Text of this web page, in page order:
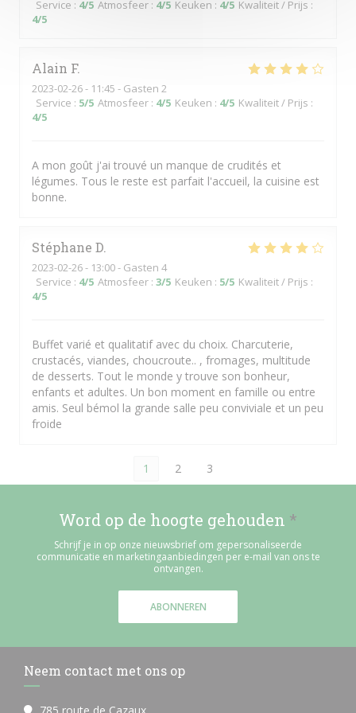
Service : 4/5 Atmosfeer : 4/5 Keuken : 4/5 Kwaliteit / Prijs :
4/5
Alain F
2023-02-26- 11:45 - Gasten 2
Service : 5/5 Atmosfeer : 4/5 Keuken : 4/5 Kwaliteit / Prijs :
4/5
A mon goût j'ai trouvé un manque de crudités et
légumes. Tous le reste est parfait l'accueil, la cuisine est
bonne.
Stéphane D
2023-02-26- 13:00 - Gasten 4
Service : 4/5 Atmosfeer : 3/5 Keuken : 5/5 Kwaliteit / Prijs :
4/5
Buffet varié et qualitatif avec du choix. Charcuterie,
crustacés, viandes, choucroute.. , fromages, multitude
de desserts. Tout le monde y trouve son bonheur,
enfants et adultes. Un bon moment en famille ou entre
amis. Seul bémol la grande salle peu conviviale et un peu
froide
1 2 3
Word op de hoogte gehouden *
Schrijf je in op onze nieuwsbrief om gepersonaliseerde
communicatie en marketingaanbiedingen per e-mail van ons te
ontvangen.
ABONNEREN
Neem contact met ons op